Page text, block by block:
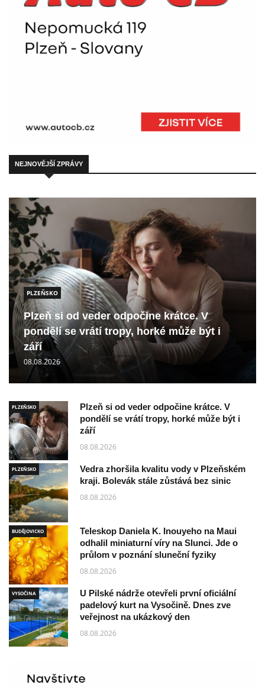
NEJNOVĚJŠÍ ZPRÁVY
PLZEŇSKO
Plzeň si od veder odpočine krátce. V
pondělí se vrátí tropy, horké může být i
září
08.08.2026
PLZEŇSKO
Plzeň si od veder odpočine krátce. V
pondělí se vrátí tropy, horké může být i
září
08.08.2026
PLZEŇSKO
Vedra zhoršila kvalitu vody v Plzeňském
kraji. Bolevák stále zůstává bez sinic
08.08.2026
BUDĚJOVICKO
Teleskop Daniela K. Inouyeho na Maui
odhalil miniaturní víry na Slunci. Jde o
průlom v poznání sluneční fyziky
08.08.2026
VYSOČINA
U Pilské nádrže otevřeli první oficiální
padelový kurt na Vysočině. Dnes zve
veřejnost na ukázkový den
08.08.2026